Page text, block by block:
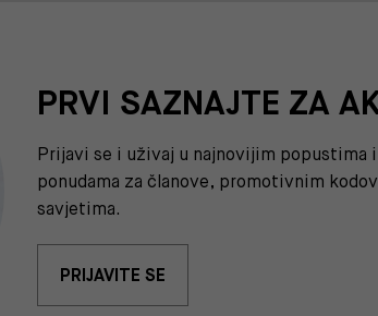
PRVI SAZNAJTE ZA
Prijavi se i uživaj u najnovijim popustima
ponudama za članove, promotivnim
savjetima.
PRIJAVITE SE